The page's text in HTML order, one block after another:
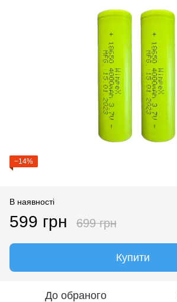
−14%
В наявності
599 грн 699 грн
Купити
До обраного